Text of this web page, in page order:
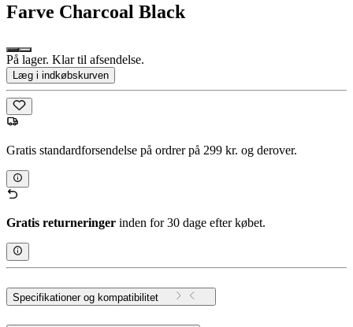
Farve Charcoal Black
På lager. Klar til afsendelse.
Læg i indkøbskurven
Gratis standardforsendelse på ordrer på 299 kr. og derover.
Gratis returneringer inden for 30 dage efter købet.
Specifikationer og kompatibilitet